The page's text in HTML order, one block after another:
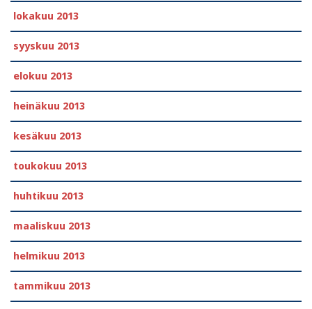
lokakuu 2013
syyskuu 2013
elokuu 2013
heinäkuu 2013
kesäkuu 2013
toukokuu 2013
huhtikuu 2013
maaliskuu 2013
helmikuu 2013
tammikuu 2013